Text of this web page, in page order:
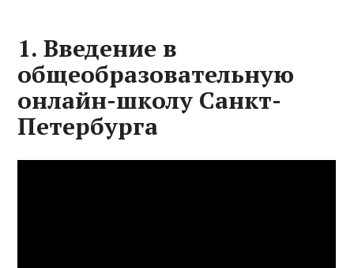
1. Введение в
общеобразовательную
онлайн-школу Санкт-
Петербурга